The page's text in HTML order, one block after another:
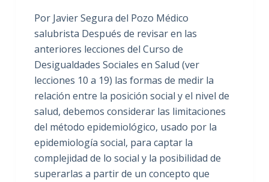
Por Javier Segura del Pozo Médico
salubrista Después de revisar en las
anteriores lecciones del Curso de
Desigualdades Sociales en Salud (ver
lecciones 10 a 19) las formas de medir la
relación entre la posición social y el nivel de
salud, debemos considerar las limitaciones
del método epidemiológico, usado por la
epidemiología social, para captar la
complejidad de lo social y la posibilidad de
superarlas a partir de un concepto que